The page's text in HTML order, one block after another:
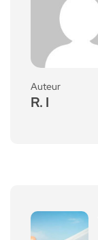
Auteur
R. I